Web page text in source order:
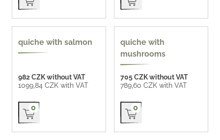
quiche with salmon
982 CZK without VAT
1099,84 CZK with VAT
Přidat do košíku
0
quiche with
mushrooms
705 CZK without VAT
789,60 CZK with VAT
Přidat do košíku
0